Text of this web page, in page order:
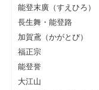
能登末廣（すえひろ）
長生舞・能登路
加賀鳶（かがとび）
福正宗
能登誉
大江山